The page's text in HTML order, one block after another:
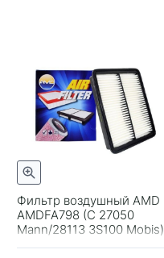
Фильтр воздушный AMD
AMDFA798 (C 27050
Mann/28113 3S100 Mobis)
+ -